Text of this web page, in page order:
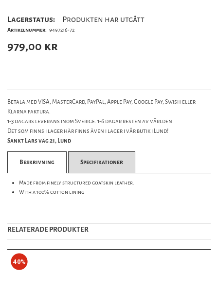
Lagerstatus: Produkten har utgått
Artikelnummer: 9497216-72
979,00 kr
Betala med VISA, MasterCard, PayPal, Apple Pay, Google Pay, Swish eller
Klarna faktura.
1-3 dagars leverans inom Sverige. 1-6 dagar resten av världen.
Det som finns i lager här finns även i lager i vår butik i Lund!
Sankt Lars väg 21, Lund
Beskrivning Specifikationer
Made from finely structured goatskin leather.
With a 100% cotton lining
RELATERADE PRODUKTER
40%